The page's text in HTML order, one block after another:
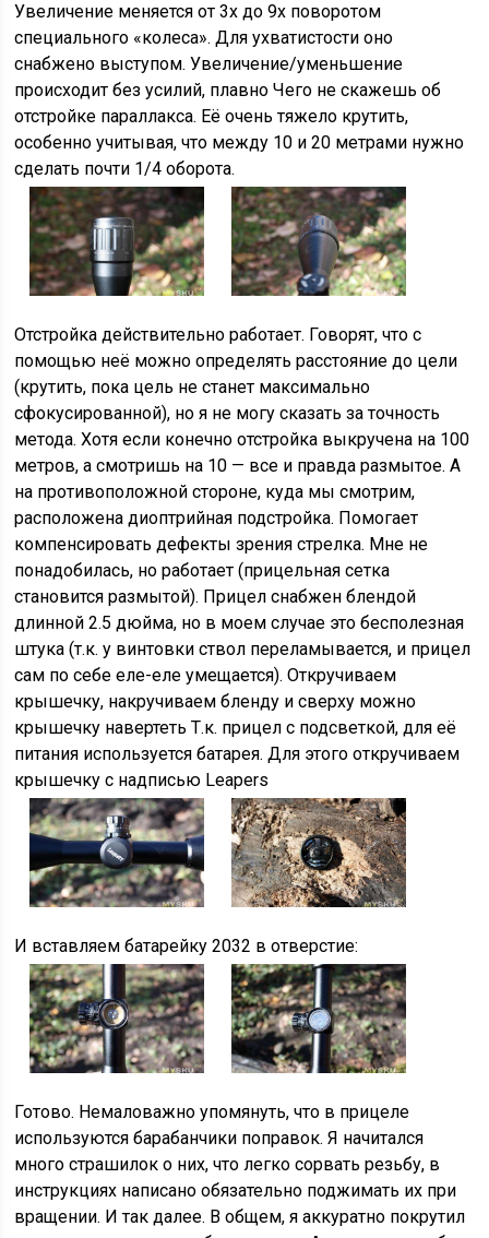
Увеличение меняется от 3x до 9x поворотом
специального «колеса». Для ухватистости оно
снабжено выступом. Увеличение/уменьшение
происходит без усилий, плавно Чего не скажешь об
отстройке параллакса. Её очень тяжело крутить,
особенно учитывая, что между 10 и 20 метрами нужно
сделать почти 1/4 оборота.
Отстройка действительно работает. Говорят, что с
помощью неё можно определять расстояние до цели
(крутить, пока цель не станет максимально
сфокусированной), но я не могу сказать за точность
метода. Хотя если конечно отстройка выкручена на 100
метров, а смотришь на 10 — все и правда размытое. А
на противоположной стороне, куда мы смотрим,
расположена диоптрийная подстройка. Помогает
компенсировать дефекты зрения стрелка. Мне не
понадобилась, но работает (прицельная сетка
становится размытой). Прицел снабжен блендой
длинной 2.5 дюйма, но в моем случае это бесполезная
штука (т.к. у винтовки ствол переламывается, и прицел
сам по себе еле-еле умещается). Откручиваем
крышечку, накручиваем бленду и сверху можно
крышечку навертеть Т.к. прицел с подсветкой, для её
питания используется батарея. Для этого откручиваем
крышечку с надписью Leapers
И вставляем батарейку 2032 в отверстие:
Готово. Немаловажно упомянуть, что в прицеле
используются барабанчики поправок. Я начитался
много страшилок о них, что легко сорвать резьбу, в
инструкциях написано обязательно поджимать их при
вращении. И так далее. В общем, я аккуратно покрутил